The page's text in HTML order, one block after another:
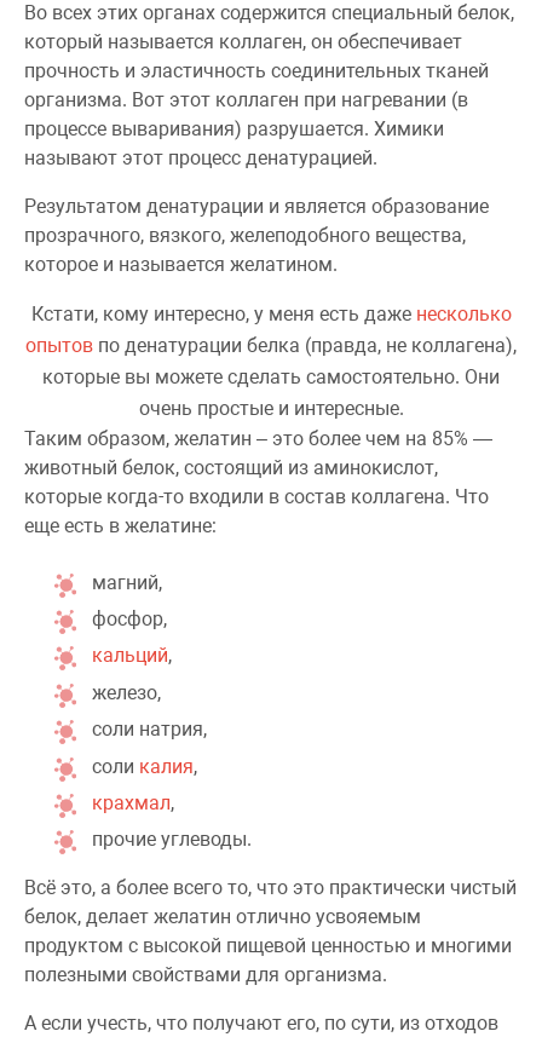
Во всех этих органах содержится специальный белок,
который называется коллаген, он обеспечивает
прочность и эластичность соединительных тканей
организма. Вот этот коллаген при нагревании (в
процессе вываривания) разрушается. Химики
называют этот процесс денатурацией.
Результатом денатурации и является образование
прозрачного, вязкого, желеподобного вещества,
которое и называется желатином.
Кстати, кому интересно, у меня есть даже несколько
опытов по денатурации белка (правда, не коллагена),
которые вы можете сделать самостоятельно. Они
очень простые и интересные.
Таким образом, желатин – это более чем на 85% —
животный белок, состоящий из аминокислот,
которые когда-то входили в состав коллагена. Что
еще есть в желатине:
магний,
фосфор,
кальций,
железо,
соли натрия,
соли калия,
крахмал,
прочие углеводы.
Всё это, а более всего то, что это практически чистый
белок, делает желатин отлично усвояемым
продуктом с высокой пищевой ценностью и многими
полезными свойствами для организма.
А если учесть, что получают его, по сути, из отходов